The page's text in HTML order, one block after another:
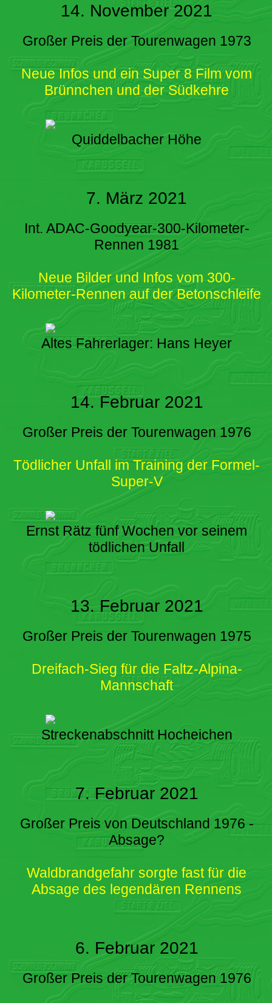
14. November 2021
Großer Preis der Tourenwagen 1973
Neue Infos und ein Super 8 Film vom
Brünnchen und der Südkehre
Quiddelbacher Höhe
7. März 2021
Int. ADAC-Goodyear-300-Kilometer-
Rennen 1981
Neue Bilder und Infos vom 300-
Kilometer-Rennen auf der Betonschleife
Altes Fahrerlager: Hans Heyer
14. Februar 2021
Großer Preis der Tourenwagen 1976
Tödlicher Unfall im Training der Formel-
Super-V
Ernst Rätz fünf Wochen vor seinem
tödlichen Unfall
13. Februar 2021
Großer Preis der Tourenwagen 1975
Dreifach-Sieg für die Faltz-Alpina-
Mannschaft
Streckenabschnitt Hocheichen
7. Februar 2021
Großer Preis von Deutschland 1976 -
Absage?
Waldbrandgefahr sorgte fast für die
Absage des legendären Rennens
6. Februar 2021
Großer Preis der Tourenwagen 1976